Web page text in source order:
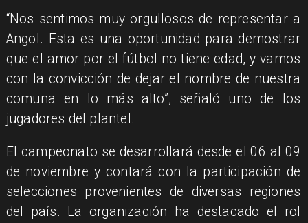
​“Nos sentimos muy orgullosos de representar a
Angol. Esta es una oportunidad para demostrar
que el amor por el fútbol no tiene edad, y vamos
con la convicción de dejar el nombre de nuestra
comuna en lo más alto”, señaló uno de los
jugadores del plantel.
​El campeonato se desarrollará desde el 06 al 09
de noviembre y contará con la participación de
selecciones provenientes de diversas regiones
del país. La organización ha destacado el rol